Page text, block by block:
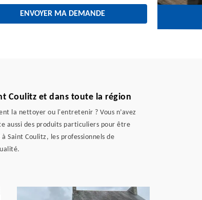
Coulitz et dans toute la région
la nettoyer ou l'entretenir ? Vous n’avez
aussi des produits particuliers pour être
Saint Coulitz, les professionnels de